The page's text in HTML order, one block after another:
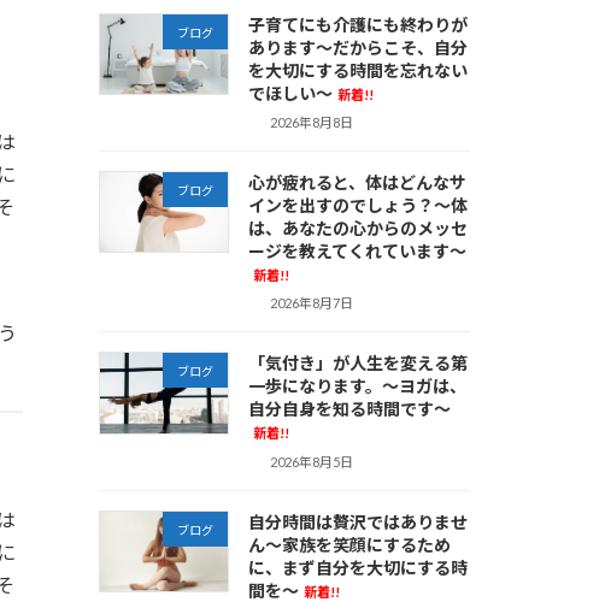
ブログ
子育てにも介護にも終わりが
あります～だからこそ、自分
を大切にする時間を忘れない
でほしい～ 新着!!
2026年8月8日
ブログ
心が疲れると、体はどんなサ
インを出すのでしょう？～体
は、あなたの心からのメッセ
ージを教えてくれています～
新着!!
2026年8月7日
ブログ
「気付き」が人生を変える第
一歩になります。～ヨガは、
自分自身を知る時間です～
新着!!
2026年8月5日
ブログ
自分時間は贅沢ではありませ
ん～家族を笑顔にするため
に、まず自分を大切にする時
間を～ 新着!!